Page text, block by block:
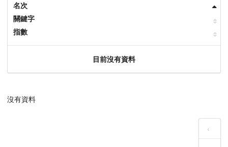
名次
關鍵字
指數
目前沒有資料
沒有資料
‹